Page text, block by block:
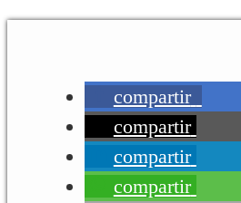
compartir
compartir
compartir
compartir